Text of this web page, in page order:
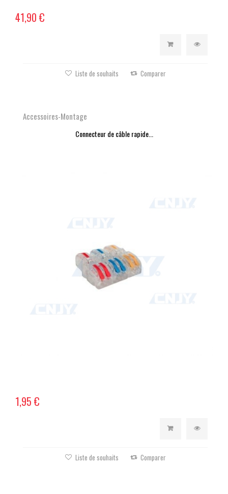
41,90 €
Liste de souhaits Comparer
Accessoires-Montage
Connecteur de câble rapide...
1,95 €
Liste de souhaits Comparer